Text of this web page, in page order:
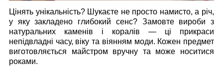
Цінять унікальність? Шукаєте не просто намисто, а річ,
у яку закладено глибокий сенс? Замовте вироби з
натуральних каменів і коралів — ці прикраси
непідвладні часу, віку та віянням моди. Кожен предмет
виготовляється майстром вручну та може носитися
роками.